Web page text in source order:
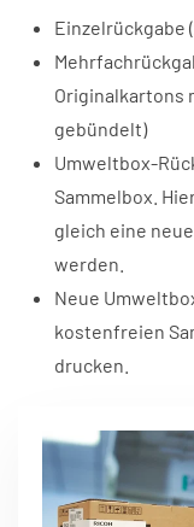
Einzelrückgabe
Originalkartons
gebündelt)
Umweltbox-
Sammelbox.
gleich eine
werden.
Neue
kostenfreien
drucken.